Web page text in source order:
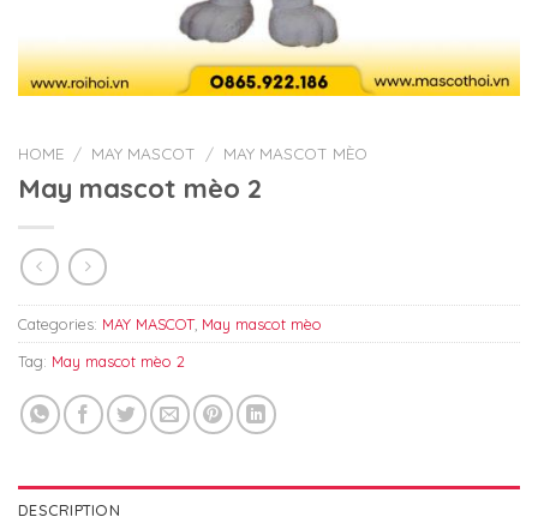
HOME / MAY MASCOT / MAY MASCOT MÈO
May mascot mèo 2
Categories: MAY MASCOT, May mascot mèo
Tag: May mascot mèo 2
DESCRIPTION